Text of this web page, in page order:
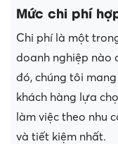
Mức chi phí
Chi phí là một
doanh nghiệp nào
đó, chúng tôi
khách hàng lựa
làm việc theo nhu
và tiết kiệm nhất.